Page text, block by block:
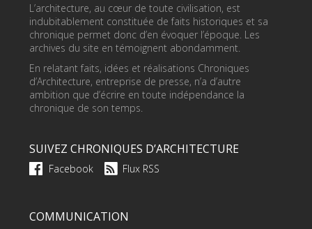
L’architecture, au cœur de toute civilisation, est
indubitablement constituée de faits historiques et sa
chronique permet donc d’en évoquer l’époque. Les
archives du site en témoignent abondamment.
En relatant faits, idées et réalisations Chroniques
d’Architecture, entreprise de presse, n’a d’autre
ambition que d’écrire en toute indépendance la
chronique de son temps.
SUIVEZ CHRONIQUES D’ARCHITECTURE
Facebook Flux RSS
COMMUNICATION